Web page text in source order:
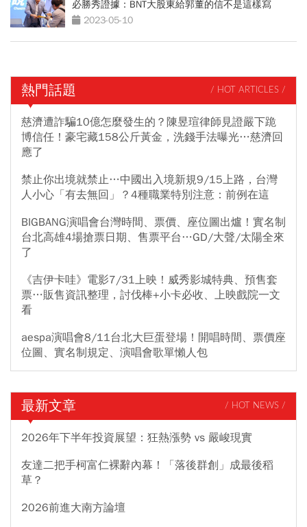
必勝秀證據：BNT大股東給郭董的信不是這樣寫
2023-05-10
熱門話題 / HOT ARTICLES /
慈濟遭詐騙10億怎麼發生的？陳昱瑄律師見證嚴下跪
博信任！豪宅藏158公斤黃金，洗錢手法曝光…慈濟回
應了
禁止你出境就禁止…中國出入境新規9/15上路，台灣
人小心「有去無回」？4種職業特別注意：前例在這
BIGBANG演唱會台灣時間、票價、座位圖出爐！實名制
台北高雄4場搶票日期、售票平台…GD/大聲/太陽全來
了
《吉伊卡哇》電影7/31上映！威秀影城特典、預售套
票…販售資訊整理，討伐棒+小卡必收、上映戲院一文
看
aespa演唱會8/11台北大巨蛋登場！開唱時間、票價座
位圖、實名制規定、演唱會歌單懶人包
最新文章 / HOT NEWS /
2026年下半年投資展望：狂熱漲勢 vs 嚴峻現實
友達二把手柯富仁裸辭內幕！「落後群創」成最後稻
草？
2026前進大南方論壇